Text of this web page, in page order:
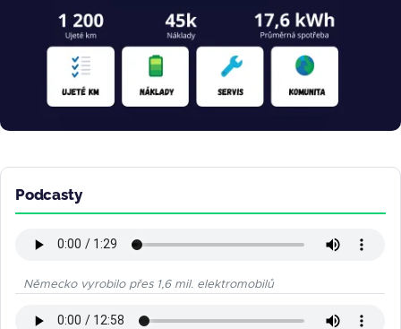
Podcasty
Německo vyrobilo přes 1,6 mil. elektromobilů